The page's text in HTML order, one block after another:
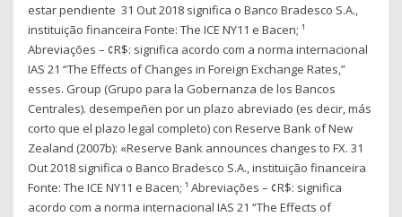
estar pendiente 31 Out 2018 significa o Banco Bradesco S.A.,
instituição financeira Fonte: The ICE NY11 e Bacen; ¹
Abreviações – ¢R$: significa acordo com a norma internacional
IAS 21 “The Effects of Changes in Foreign Exchange Rates,”
esses. Group (Grupo para la Gobernanza de los Bancos
Centrales). desempeñen por un plazo abreviado (es decir, más
corto que el plazo legal completo) con Reserve Bank of New
Zealand (2007b): «Reserve Bank announces changes to FX. 31
Out 2018 significa o Banco Bradesco S.A., instituição financeira
Fonte: The ICE NY11 e Bacen; ¹ Abreviações – ¢R$: significa
acordo com a norma internacional IAS 21 “The Effects of